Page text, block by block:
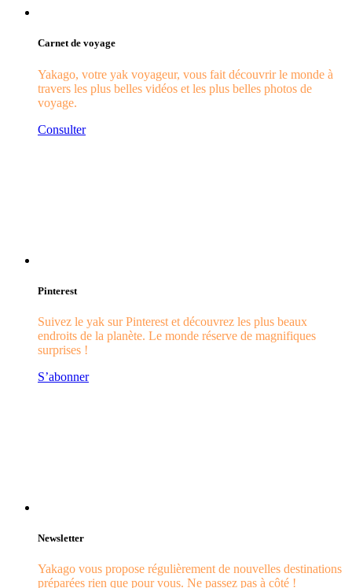
Carnet de voyage
Yakago, votre yak voyageur, vous fait découvrir le monde à
travers les plus belles vidéos et les plus belles photos de
voyage.
Consulter
Pinterest
Suivez le yak sur Pinterest et découvrez les plus beaux
endroits de la planète. Le monde réserve de magnifiques
surprises !
S’abonner
Newsletter
Yakago vous propose régulièrement de nouvelles destinations
préparées rien que pour vous. Ne passez pas à côté !